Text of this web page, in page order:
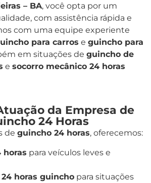
– BA, você opta por um
com assistência rápida e
com uma equipe experiente
para carros e guincho para
em situações de guincho de
e socorro mecânico 24 horas
da Empresa de
24 Horas
de guincho 24 horas, oferecemos:
horas para veículos leves e
horas guincho para situações